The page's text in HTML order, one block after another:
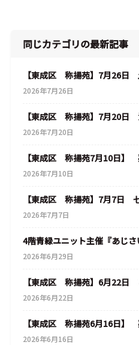
同じカテゴリの最新記事
【東成区 称揚苑】7月26日
2026年7月26日
【東成区 称揚苑】7月20日
2026年7月20日
【東成区 称揚苑7月10日】
2026年7月10日
【東成区 称揚苑】7月7日
2026年7月7日
4階青緑ユニット主催『あじさ
2026年6月29日
【東成区 称揚苑】6月22
2026年6月22日
【東成区 称揚苑6月16日】
2026年6月16日